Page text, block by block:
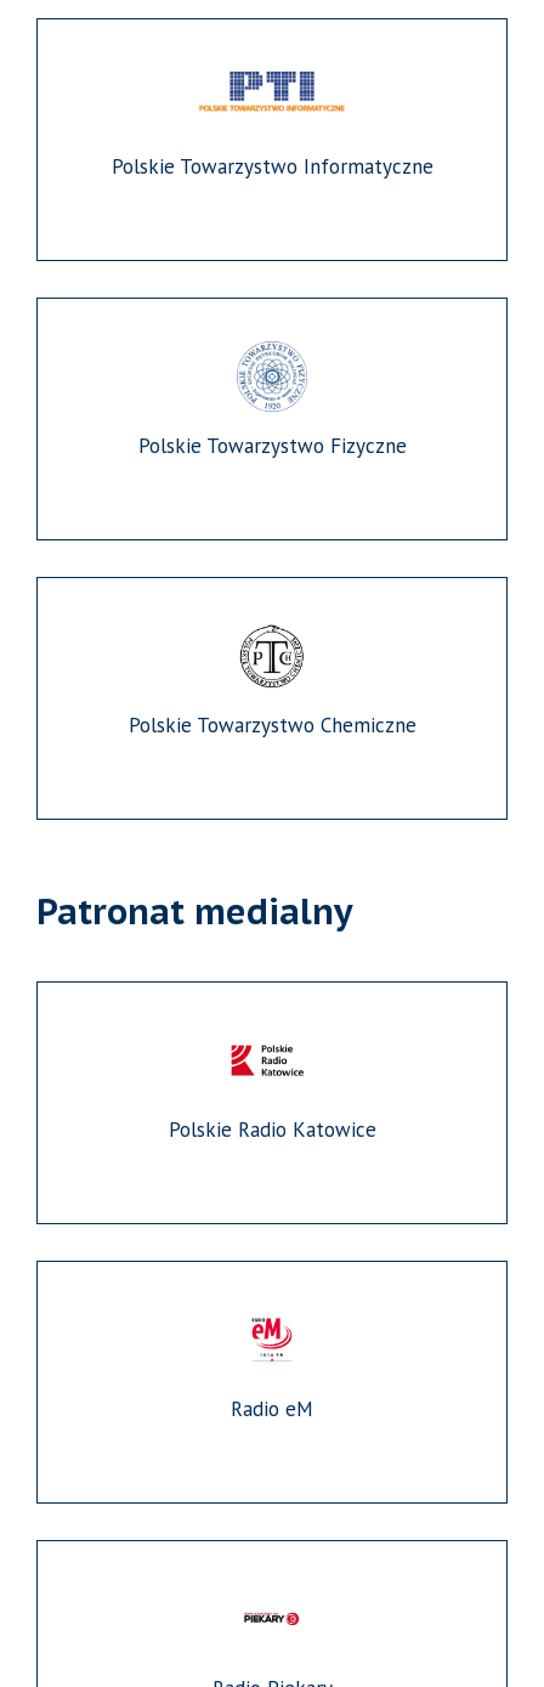
Polskie Towarzystwo Informatyczne
Polskie Towarzystwo Fizyczne
Polskie Towarzystwo Chemiczne
Patronat medialny
Polskie Radio Katowice
Radio eM